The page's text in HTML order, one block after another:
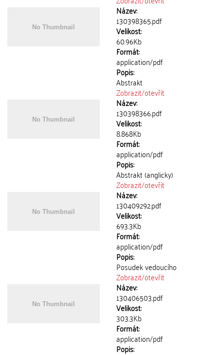
Název:
130398365.pdf
Velikost:
60.96Kb
Formát:
application/pdf
Popis:
Abstrakt
Zobrazit/otevřít
Název:
130398366.pdf
Velikost:
8.868Kb
Formát:
application/pdf
Popis:
Abstrakt (anglicky)
Zobrazit/otevřít
Název:
130409292.pdf
Velikost:
693.3Kb
Formát:
application/pdf
Popis:
Posudek vedoucího
Zobrazit/otevřít
Název:
130406503.pdf
Velikost:
303.3Kb
Formát:
application/pdf
Popis: